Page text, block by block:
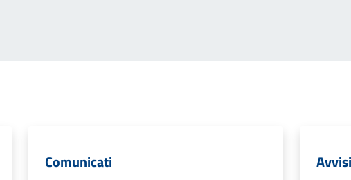
Comunicati Avvisi